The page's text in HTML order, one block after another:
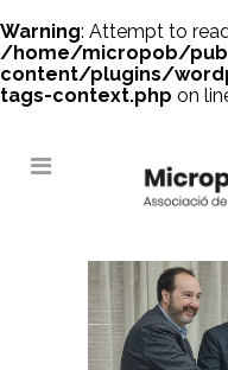
Warning: Attempt to
/home/micropob/
content/plugins/
tags-context.php on